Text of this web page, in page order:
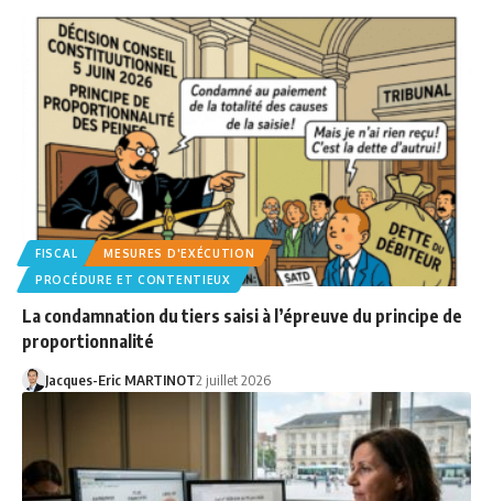
FISCAL
MESURES D'EXÉCUTION
PROCÉDURE ET CONTENTIEUX
La condamnation du tiers saisi à l’épreuve du principe de
proportionnalité
Jacques-Eric MARTINOT2 juillet 2026